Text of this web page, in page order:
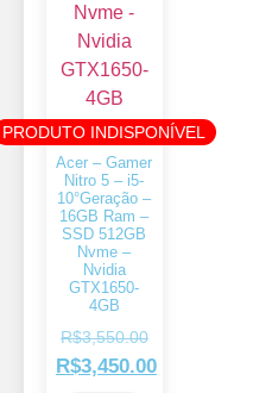
PRODUTO INDISPONÍVEL
Acer – Gamer
Nitro 5 – i5-
10°Geração –
16GB Ram –
SSD 512GB
Nvme –
Nvidia
GTX1650-
4GB
R$3,550.00
R$3,450.00